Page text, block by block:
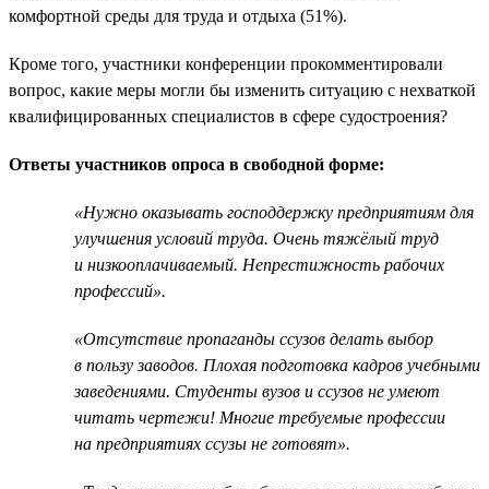
комфортной среды для труда и отдыха (51%).
Кроме того, участники конференции прокомментировали
вопрос, какие меры могли бы изменить ситуацию с нехваткой
квалифицированных специалистов в сфере судостроения?
Ответы участников опроса в свободной форме:
«Нужно оказывать господдержку предприятиям для
улучшения условий труда. Очень тяжёлый труд
и низкооплачиваемый. Непрестижность рабочих
профессий».
«Отсутствие пропаганды ссузов делать выбор
в пользу заводов. Плохая подготовка кадров учебными
заведениями. Студенты вузов и ссузов не умеют
читать чертежи! Многие требуемые профессии
на предприятиях ссузы не готовят».